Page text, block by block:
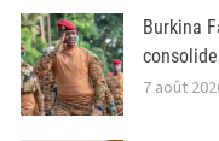
Burkina
7 août